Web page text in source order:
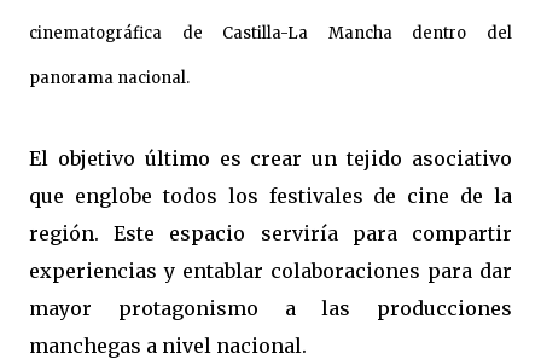
cinematográfica de Castilla-La Mancha dentro del
panorama nacional.
El objetivo último es crear un tejido asociativo
que englobe todos los festivales de cine de la
región. Este espacio serviría para compartir
experiencias y entablar colaboraciones para dar
mayor protagonismo a las producciones
manchegas a nivel nacional.